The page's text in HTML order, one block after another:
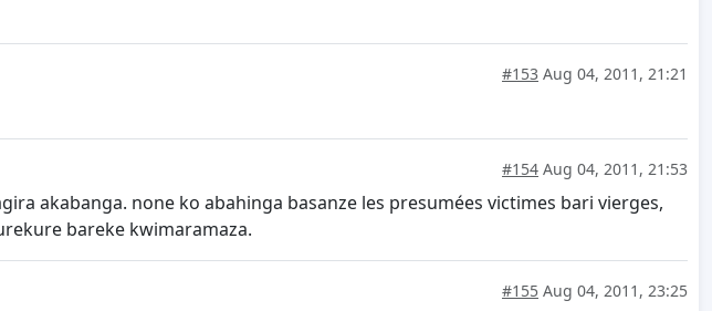
#153 Aug 04, 2011, 21:21
#154 Aug 04, 2011, 21:53
akabanga. none ko abahinga basanze les presumées victimes bari vierges,
bareke kwimaramaza.
#155 Aug 04, 2011, 23:25